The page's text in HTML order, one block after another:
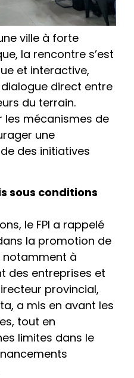
ville à forte
la rencontre s’est
et interactive,
direct entre
du terrain.
les mécanismes de
une
des initiatives
sous conditions
le FPI a rappelé
la promotion de
notamment à
des entreprises et
provincial,
a mis en avant les
tout en
limites dans le